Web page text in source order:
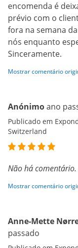
encomenda é
prévio com o
fora na semana
nós enquanto
Sinceramente.
Mostrar comentário
Anónimoano
Publicado em
Switzerland
Não há comentário.
Mostrar comentário
Anne-Mette
passado